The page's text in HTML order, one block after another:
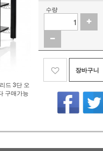
드 3단 오
구매가능
수량
장바구니